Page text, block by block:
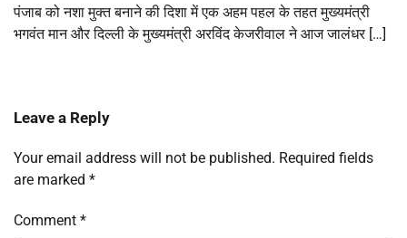
पंजाब को नशा मुक्त बनाने की दिशा में एक अहम पहल के तहत मुख्यमंत्री
भगवंत मान और दिल्ली के मुख्यमंत्री अरविंद केजरीवाल ने आज जालंधर […]
Leave a Reply
Your email address will not be published. Required fields
are marked *
Comment *